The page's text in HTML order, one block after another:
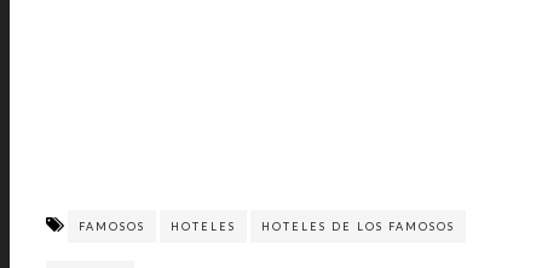
FAMOSOS HOTELES HOTELES DE LOS FAMOSOS